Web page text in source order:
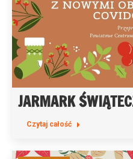
JARMARK
Czytaj całość